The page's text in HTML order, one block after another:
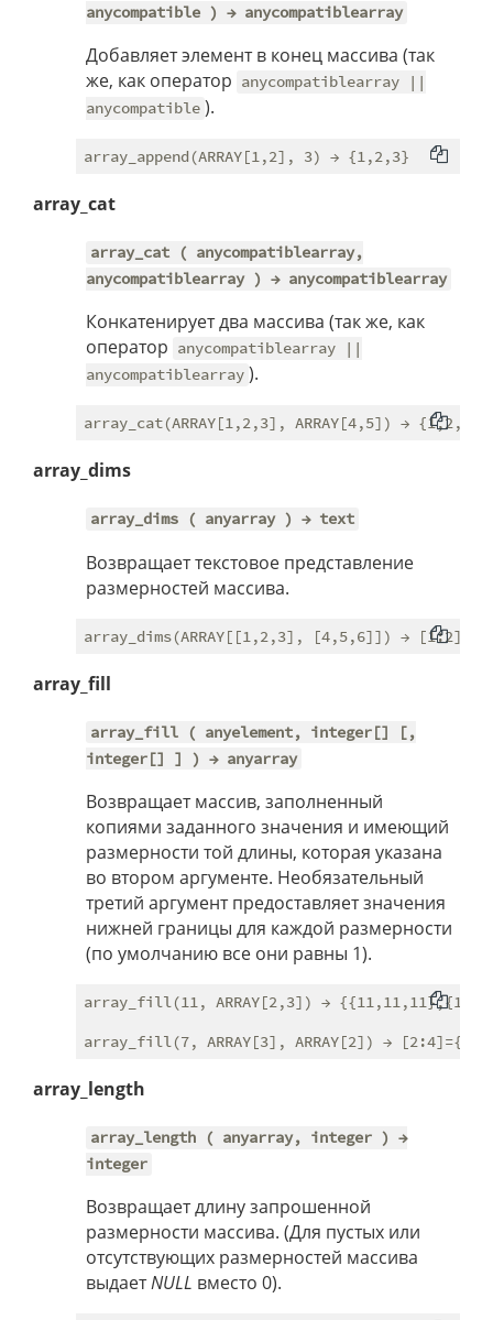
anycompatible ) → anycompatiblearray
Добавляет элемент в конец массива (так
же, как оператор anycompatiblearray ||
anycompatible ).
array_cat
array_cat ( anycompatiblearray,
anycompatiblearray ) → anycompatiblearray
Конкатенирует два массива (так же, как
оператор anycompatiblearray ||
anycompatiblearray ).
array_dims
array_dims ( anyarray ) → text
Возвращает текстовое представление
размерностей массива.
array_fill
array_fill ( anyelement, integer[] [,
integer[] ] ) → anyarray
Возвращает массив, заполненный
копиями заданного значения и имеющий
размерности той длины, которая указана
во втором аргументе. Необязательный
третий аргумент предоставляет значения
нижней границы для каждой размерности
(по умолчанию все они равны 1).
array_fill(11, ARRAY[2,3]) →
array_length
array_length ( anyarray, integer ) →
integer
Возвращает длину запрошенной
размерности массива. (Для пустых или
отсутствующих размерностей массива
выдаетNULL вместо 0).